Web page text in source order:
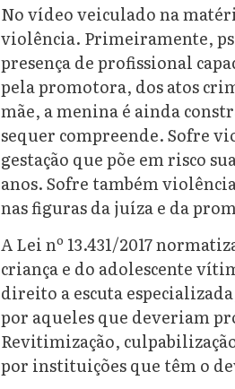
No vídeo veiculado na
violência. Primeiramente,
presença de profissional
pela promotora, dos atos
mãe, a menina é ainda
sequer compreende. Sofre
gestação que põe em risco
anos. Sofre também
nas figuras da juíza e da
A Lei nº 13.431/2017
criança e do adolescente
direito a escuta
por aqueles que deveriam
Revitimização,
por instituições que têm o